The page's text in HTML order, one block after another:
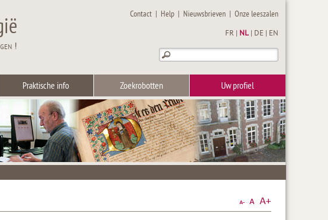
!
Contact | Help | Nieuwsbrieven |Onze leeszalen
FR NL DE EN
Praktische info Zoekrobotten Uw profiel